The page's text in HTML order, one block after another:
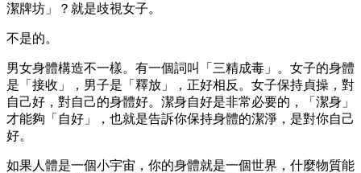
潔牌坊」？就是歧視女子。
不是的。
男女身體構造不一樣。有一個詞叫「三精成毒」。女子的身體
是「接收」，男子是「釋放」，正好相反。女子保持貞操，對
自己好，對自己的身體好。潔身自好是非常必要的，「潔身」
才能夠「自好」，也就是告訴你保持身體的潔淨，是對你自己
好。
如果人體是一個小宇宙，你的身體就是一個世界，什麼物質能